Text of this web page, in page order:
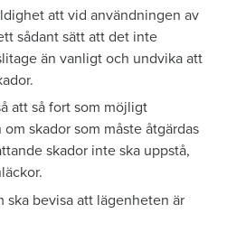
att vid användningen av
sådant sätt att det inte
än vanligt och undvika att
att så fort som möjligt
skador som måste åtgärdas
skador inte ska uppstå,
ska bevisa att lägenheten är